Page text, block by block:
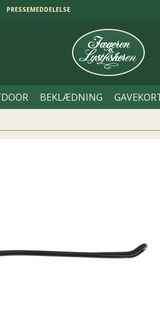
PRESSEMEDDELELSE
BEKLÆDNING